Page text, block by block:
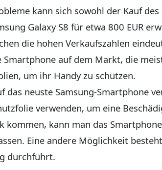
kann sich sowohl der Kauf
Galaxy S8 für etwa 800 EUR
die hohen Verkaufszahlen
Smartphone auf dem Markt, die
um ihr Handy zu schützen.
das neuste Samsung-Smartphone
verwenden, um eine
kommen, kann man das
Eine andere Möglichkeit
durchführt.